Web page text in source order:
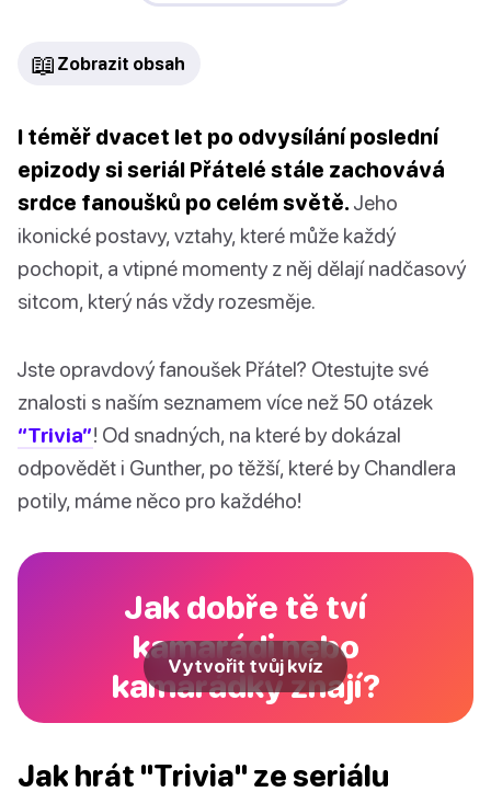
📖 Zobrazit obsah
I téměř dvacet let po odvysílání poslední
epizody si seriál Přátelé stále zachovává
srdce fanoušků po celém světě. Jeho
ikonické postavy, vztahy, které může každý
pochopit, a vtipné momenty z něj dělají nadčasový
sitcom, který nás vždy rozesměje.
Jste opravdový fanoušek Přátel? Otestujte své
znalosti s naším seznamem více než 50 otázek
“Trivia”! Od snadných, na které by dokázal
odpovědět i Gunther, po těžší, které by Chandlera
potily, máme něco pro každého!
Jak dobře tě tví
kamarádi nebo
kamarádky znají?
Vytvořit tvůj kvíz
Jak hrát "Trivia" ze seriálu